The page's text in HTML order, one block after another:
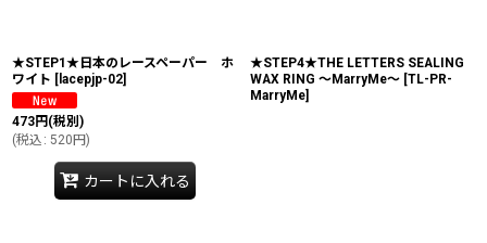
★STEP1★日本のレースペーパー ホ
ワイト [ lacepjp-02]
473円 (税別)
(税込 : 520円)
カートに入れる
★STEP4★THE LETTERS SEALING
WAX RING 〜MarryMe〜 [TL-PR-
MarryMe]